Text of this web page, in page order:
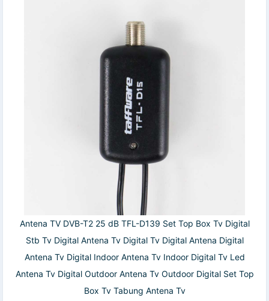
Antena TV DVB-T2 25 dB TFL-D139 Set Top Box Tv Digital
Stb Tv Digital Antena Tv Digital Tv Digital Antena Digital
Antena Tv Digital Indoor Antena Tv Indoor Digital Tv Led
Antena Tv Digital Outdoor Antena Tv Outdoor Digital Set Top
Box Tv Tabung Antena Tv